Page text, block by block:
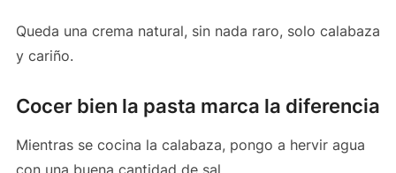
Queda una crema natural, sin nada raro, solo calabaza
y cariño.
Cocer bien la pasta marca la diferencia
Mientras se cocina la calabaza, pongo a hervir agua
con una buena cantidad de sal.